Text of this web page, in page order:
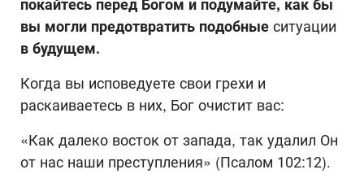
покайтесь перед Богом и подумайте, как бы
вы могли предотвратить подобные ситуации
в будущем.
Когда вы исповедуете свои грехи и
раскаиваетесь в них, Бог очистит вас:
«Как далеко восток от запада, так удалил Он
от нас наши преступления» (Псалом 102:12).